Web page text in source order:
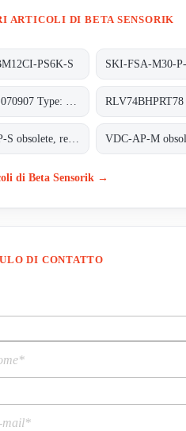
ARTICOLI DI BETA SENSORIK
PS6K-S
di Beta Sensorik →
DI CONTATTO